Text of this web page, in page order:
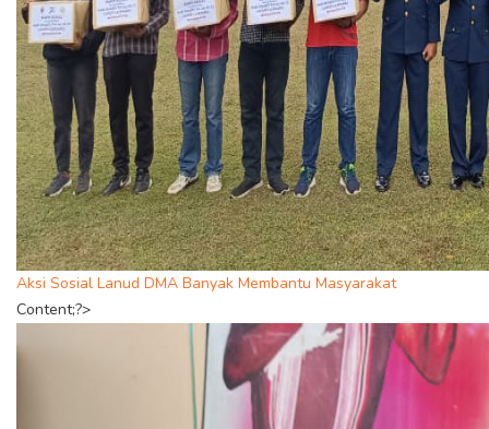
Aksi Sosial Lanud DMA Banyak Membantu Masyarakat
Content;?>